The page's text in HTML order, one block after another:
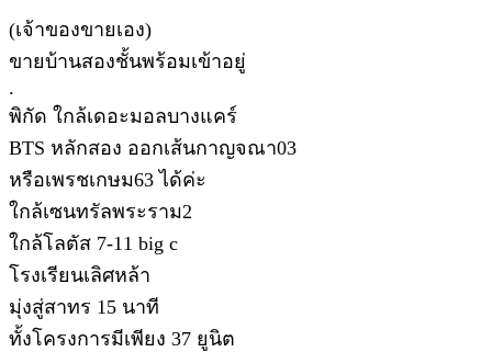
(เจ้าของขายเอง)
ขายบ้านสองชั้นพร้อมเข้าอยู่
.
พิกัด ใกล้เดอะมอลบางแคร์
BTS หลักสอง ออกเส้นกาญจณา03
หรือเพรชเกษม63 ได้ค่ะ
ใกล้เซนทรัลพระราม2
ใกล้โลตัส 7-11 big c
โรงเรียนเลิศหล้า
มุ่งสู่สาทร 15 นาที
ทั้งโครงการมีเพียง 37 ยูนิต